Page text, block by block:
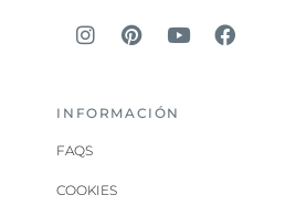
INFORMACIÓN
FAQS
COOKIES